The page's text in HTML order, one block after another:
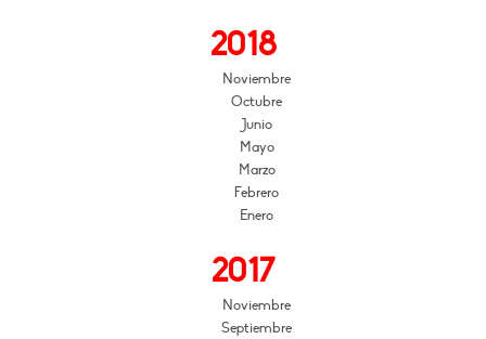
2018
Noviembre
Octubre
Junio
Mayo
Marzo
Febrero
Enero
2017
Noviembre
Septiembre